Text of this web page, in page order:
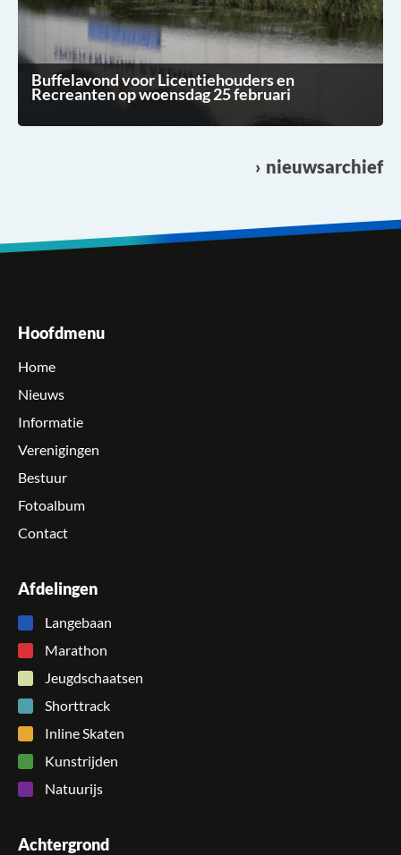
Buffelavond voor Licentiehouders en
Recreanten op woensdag 25 februari
nieuwsarchief
Hoofdmenu
Home
Nieuws
Informatie
Verenigingen
Bestuur
Fotoalbum
Contact
Afdelingen
Langebaan
Marathon
Jeugdschaatsen
Shorttrack
Inline Skaten
Kunstrijden
Natuurijs
Achtergrond